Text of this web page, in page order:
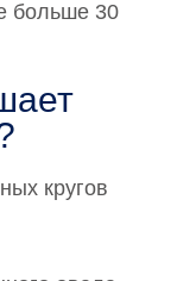
II)
II)
больше 30
кругов